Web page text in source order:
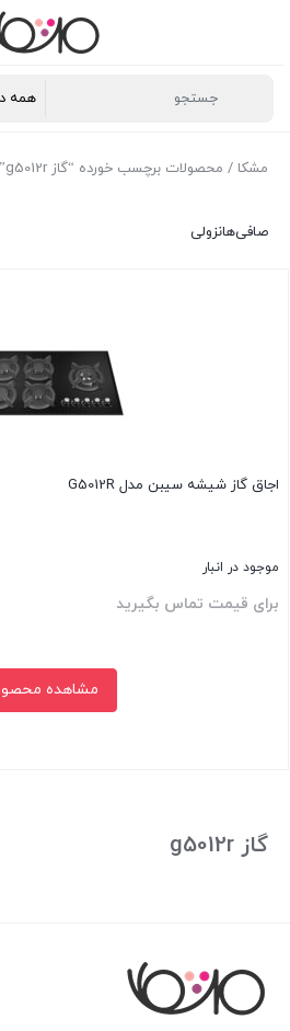
مشکا / محصولات برچسب خورده “گاز g5012r”
صافی‌هانزولی
اجاق گاز شیشه سیبن مدل G5012R
موجود در انبار
برای قیمت تماس بگیرید
مشاهده
گاز g5012r